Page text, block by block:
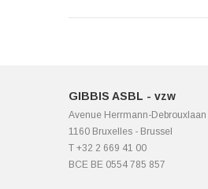
GIBBIS ASBL - vzw
Avenue Herrmann-
1160 Bruxelles - Brussel
T +32 2 669 41 00
BCE BE 0554 785 857